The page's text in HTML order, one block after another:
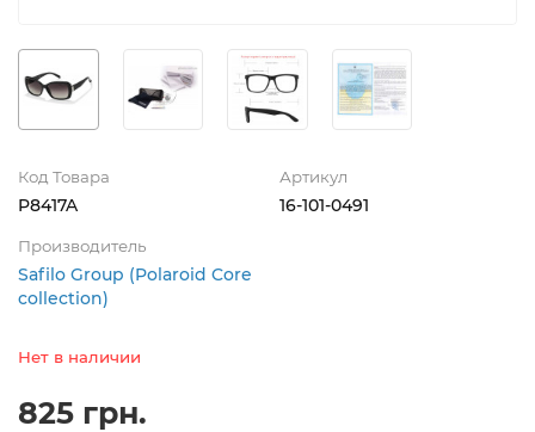
Код Товара
P8417A
Артикул
16-101-0491
Производитель
Safilo Group (Polaroid Core
collection)
Нет в наличии
825 грн.